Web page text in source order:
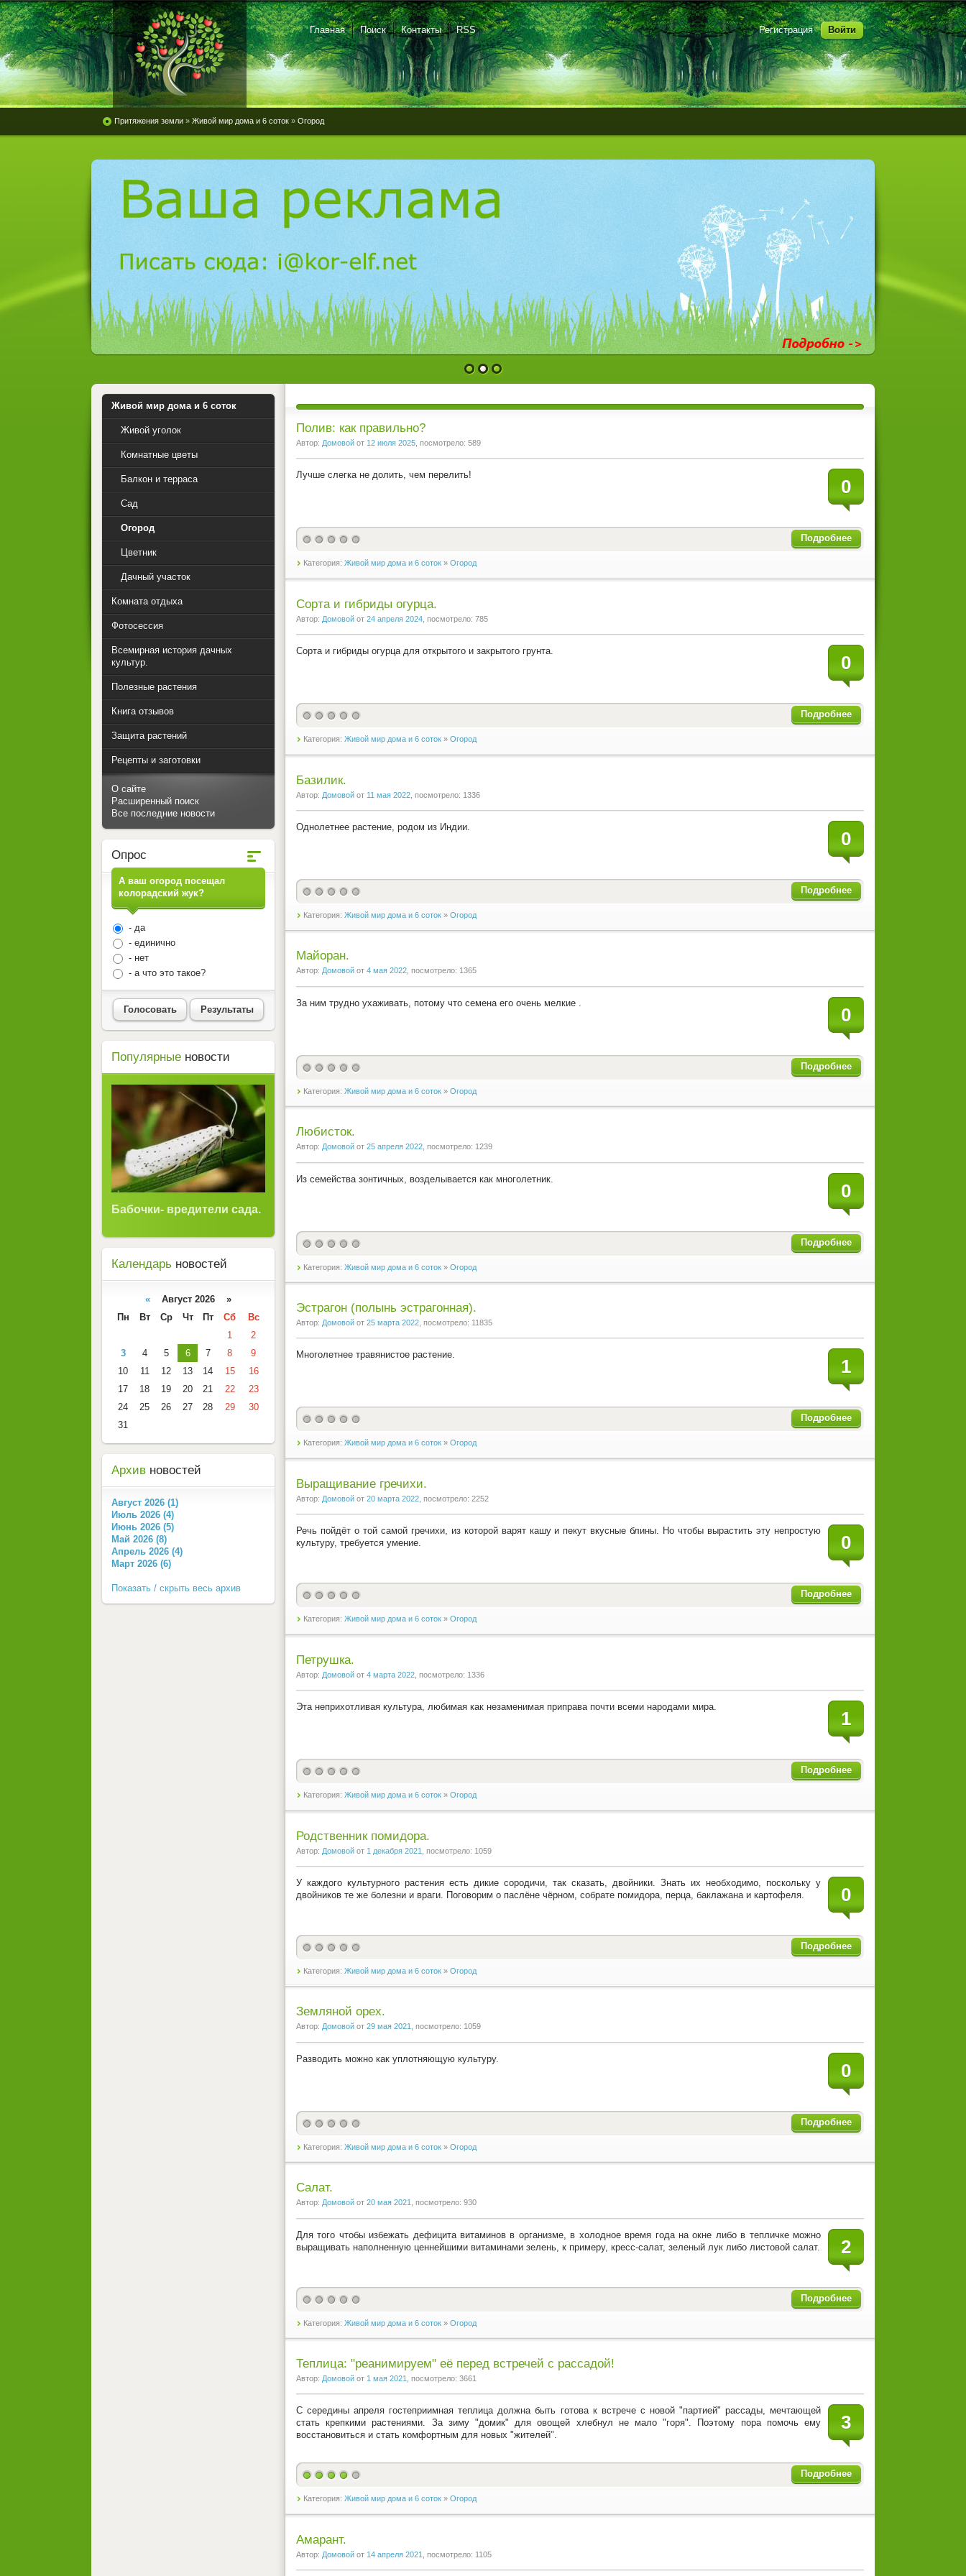
Регистрация Войти
Главная Поиск Контакты RSS
Притяжения земли » Живой мир дома и 6 соток » Огород
1 2 3
Полив: как правильно?
Автор: Домовой от 12 июля 2025 , посмотрело: 589
0
Лучше слегка не долить, чем перелить!
Подробнее
Категория: Живой мир дома и 6 соток » Огород
Сорта и гибриды огурца.
Автор: Домовой от 24 апреля 2024 , посмотрело: 785
0
Сорта и гибриды огурца для открытого и закрытого грунта.
Подробнее
Категория: Живой мир дома и 6 соток » Огород
Базилик.
Автор: Домовой от 11 мая 2022 , посмотрело: 1336
0
Однолетнее растение, родом из Индии.
Подробнее
Категория: Живой мир дома и 6 соток » Огород
Майоран.
Автор: Домовой от 4 мая 2022, посмотрело: 1365
0
За ним трудно ухаживать, потому что семена его очень мелкие .
Подробнее
Категория: Живой мир дома и 6 соток » Огород
Любисток.
Автор: Домовой от 25 апреля 2022 , посмотрело: 1239
0
Из семейства зонтичных, возделывается как многолетник.
Подробнее
Категория: Живой мир дома и 6 соток » Огород
Эстрагон (полынь эстрагонная).
Автор: Домовой от 25 марта 2022 , посмотрело: 11835
1
Многолетнее травянистое растение.
Подробнее
Категория: Живой мир дома и 6 соток » Огород
Выращивание гречихи.
Автор: Домовой от 20 марта 2022 , посмотрело: 2252
0
Речь пойдёт о той самой гречихи, из которой варят кашу и пекут вкусные блины. Но чтобы вырастить эту непростую
культуру, требуется умение.
Подробнее
Категория: Живой мир дома и 6 соток » Огород
Петрушка.
Автор: Домовой от 4 марта 2022 , посмотрело: 1336
1
Эта неприхотливая культура, любимая как незаменимая приправа почти всеми народами мира.
Подробнее
Категория: Живой мир дома и 6 соток » Огород
Родственник помидора.
Автор: Домовой от 1 декабря 2021 , посмотрело: 1059
0
У каждого культурного растения есть дикие сородичи, так сказать, двойники. Знать их необходимо, поскольку у
двойников те же болезни и враги. Поговорим о паслёне чёрном, собрате помидора, перца, баклажана и картофеля.
Подробнее
Категория: Живой мир дома и 6 соток » Огород
Земляной орех.
Автор: Домовой от 29 мая 2021 , посмотрело: 1059
0
Разводить можно как уплотняющую культуру.
Подробнее
Категория: Живой мир дома и 6 соток » Огород
Салат.
Автор: Домовой от 20 мая 2021 , посмотрело: 930
2
Для того чтобы избежать дефицита витаминов в организме, в холодное время года на окне либо в тепличке можно
выращивать наполненную ценнейшими витаминами зелень, к примеру, кресс-салат, зеленый лук либо листовой салат.
Подробнее
Категория: Живой мир дома и 6 соток » Огород
Теплица: "реанимируем" её перед встречей с рассадой!
Автор: Домовой от 1 мая 2021 , посмотрело: 3661
3
С середины апреля гостеприимная теплица должна быть готова к встрече с новой "партией" рассады, мечтающей
стать крепкими растениями. За зиму "домик" для овощей хлебнул не мало "горя". Поэтому пора помочь ему
восстановиться и стать комфортным для новых "жителей".
Подробнее
Категория: Живой мир дома и 6 соток » Огород
Амарант.
Автор: Домовой от 14 апреля 2021 , посмотрело: 1105
Живой мир дома и 6 соток
Живой уголок
Комнатные цветы
Балкон и терраса
Сад
Огород
Цветник
Дачный участок
Комната отдыха
Фотосессия
Всемирная история дачных
культур.
Полезные растения
Книга отзывов
Защита растений
Рецепты и заготовки
О сайте
Расширенный поиск
Все последние новости
Опрос
А ваш огород посещал
колорадский жук?
- да
- единично
- нет
- а что это такое?
Голосовать Результаты
Популярные новости
Бабочки- вредители сада.
Календарь новостей
« Август 2026 »
Пн
Вт Ср Чт Пт Сб
Вс
1
2
3
4 5 6 7 8
9
10
11 12 13 14 15
16
17
18 19 20 21 22
23
24
25 26 27 28 29
30
31
Архив новостей
Август 2026 (1)
Июль 2026 (4)
Июнь 2026 (5)
Май 2026 (8)
Апрель 2026 (4)
Март 2026 (6)
Показать / скрыть весь архив